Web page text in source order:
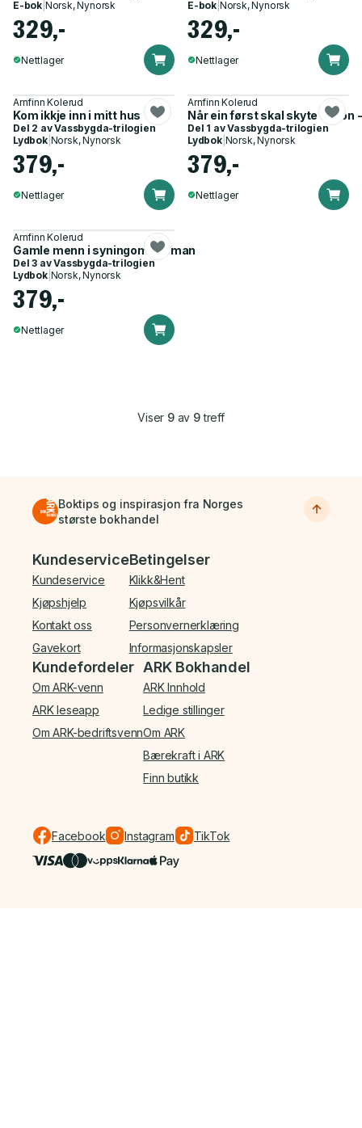
E-bok Norsk, Nynorsk
329,-
Nettlager
E-bok Norsk, Nynorsk
329,-
Nettlager
Arnfinn Kolerud
Kom ikkje inn i mitt hus
Del 2 avVassbygda-trilogien
Lydbok| Norsk, Nynorsk
379,-
Nettlager
Arnfinn Kolerud
Når ein først skal skyte nokon
Del 1 avVassbygda-trilogien
Lydbok| Norsk, Nynorsk
379,-
Nettlager
Arnfinn Kolerud
Gamle menn i syningom - roman
Del 3 avVassbygda-trilogien
Lydbok| Norsk, Nynorsk
379,-
Nettlager
Viser 9av 9treff
Boktips og inspirasjon fra Norges
største bokhandel
Bunnmeny
Kundeservice
Kundeservice
Kjøpshjelp
Kontakt oss
Gavekort
Betingelser
Klikk&Hent
Kjøpsvilkår
Personvernerklæring
Informasjonskapsler
Kundefordeler
Om ARK-venn
ARK leseapp
Om ARK-bedriftsvenn
ARK Bokhandel
ARK Innhold
Ledige stillinger
Om ARK
Bærekraft i ARK
Finn butikk
Facebook Instagram TikTok